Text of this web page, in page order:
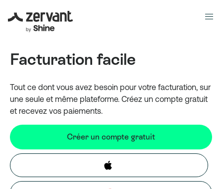
Facturation facile
Tout ce dont vous avez besoin pour votre facturation, sur
une seule et même plateforme. Créez un compte gratuit
et recevez vos paiements.
Créer un compte gratuit